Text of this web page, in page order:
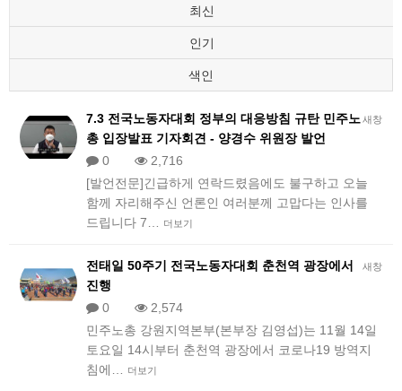
최신
인기
색인
새창
7.3 전국노동자대회 정부의 대응방침 규탄 민주노
총 입장발표 기자회견 - 양경수 위원장 발언
0
2,716
[발언전문]긴급하게 연락드렸음에도 불구하고 오늘
함께 자리해주신 언론인 여러분께 고맙다는 인사를
드립니다 7…
더보기
새창
전태일 50주기 전국노동자대회 춘천역 광장에서
진행
0
2,574
민주노총 강원지역본부(본부장 김영섭)는 11월 14일
토요일 14시부터 춘천역 광장에서 코로나19 방역지
침에…
더보기